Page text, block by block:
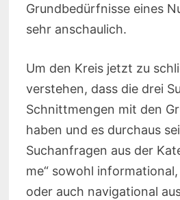
Grundbedürfnisse eines
sehr anschaulich.
Um den Kreis jetzt zu
verstehen, dass die drei
Schnittmengen mit den
haben und es durchaus
Suchanfragen aus der
me“ sowohl
oder auch navigational